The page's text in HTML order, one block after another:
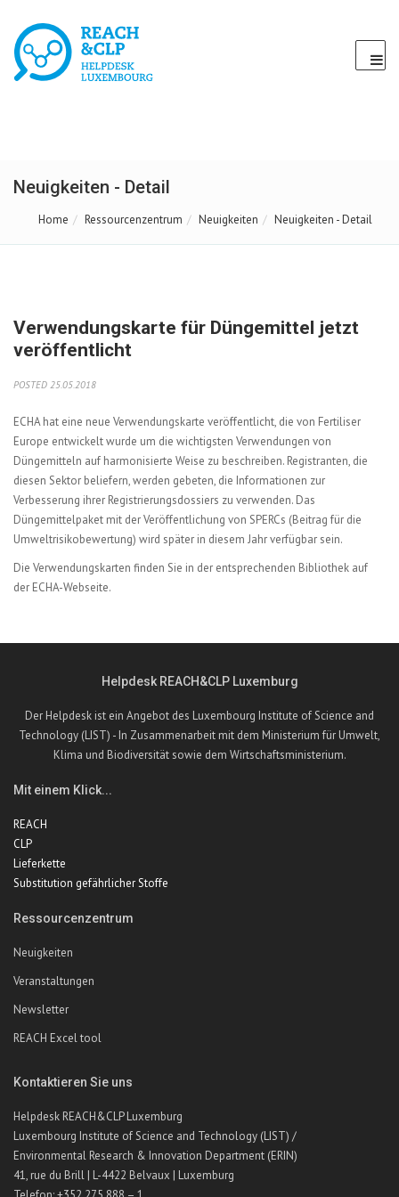
Neuigkeiten - Detail
Home Ressourcenzentrum Neuigkeiten Neuigkeiten - Detail
Verwendungskarte für Düngemittel jetzt
veröffentlicht
POSTED 25.05.2018
ECHA hat eine neue Verwendungskarte veröffentlicht, die von Fertiliser
Europe entwickelt wurde um die wichtigsten Verwendungen von
Düngemitteln auf harmonisierte Weise zu beschreiben. Registranten, die
diesen Sektor beliefern, werden gebeten, die Informationen zur
Verbesserung ihrer Registrierungsdossiers zu verwenden. Das
Düngemittelpaket mit der Veröffentlichung von SPERCs (Beitrag für die
Umweltrisikobewertung) wird später in diesem Jahr verfügbar sein.
Die Verwendungskarten finden Sie in der entsprechenden Bibliothek auf
der ECHA-Webseite.
Helpdesk REACH&CLP Luxemburg
Der Helpdesk ist ein Angebot des Luxembourg Institute of Science and
Technology (LIST) - In Zusammenarbeit mit dem Ministerium für Umwelt,
Klima und Biodiversität sowie dem Wirtschaftsministerium.
Mit einem Klick...
REACH
CLP
Lieferkette
Substitution gefährlicher Stoffe
Ressourcenzentrum
Neuigkeiten
Veranstaltungen
Newsletter
REACH Excel tool
Kontaktieren Sie uns
Helpdesk REACH&CLP Luxemburg
Luxembourg Institute of Science and Technology (LIST) /
Environmental Research & Innovation Department (ERIN)
41, rue du Brill | L-4422 Belvaux | Luxemburg